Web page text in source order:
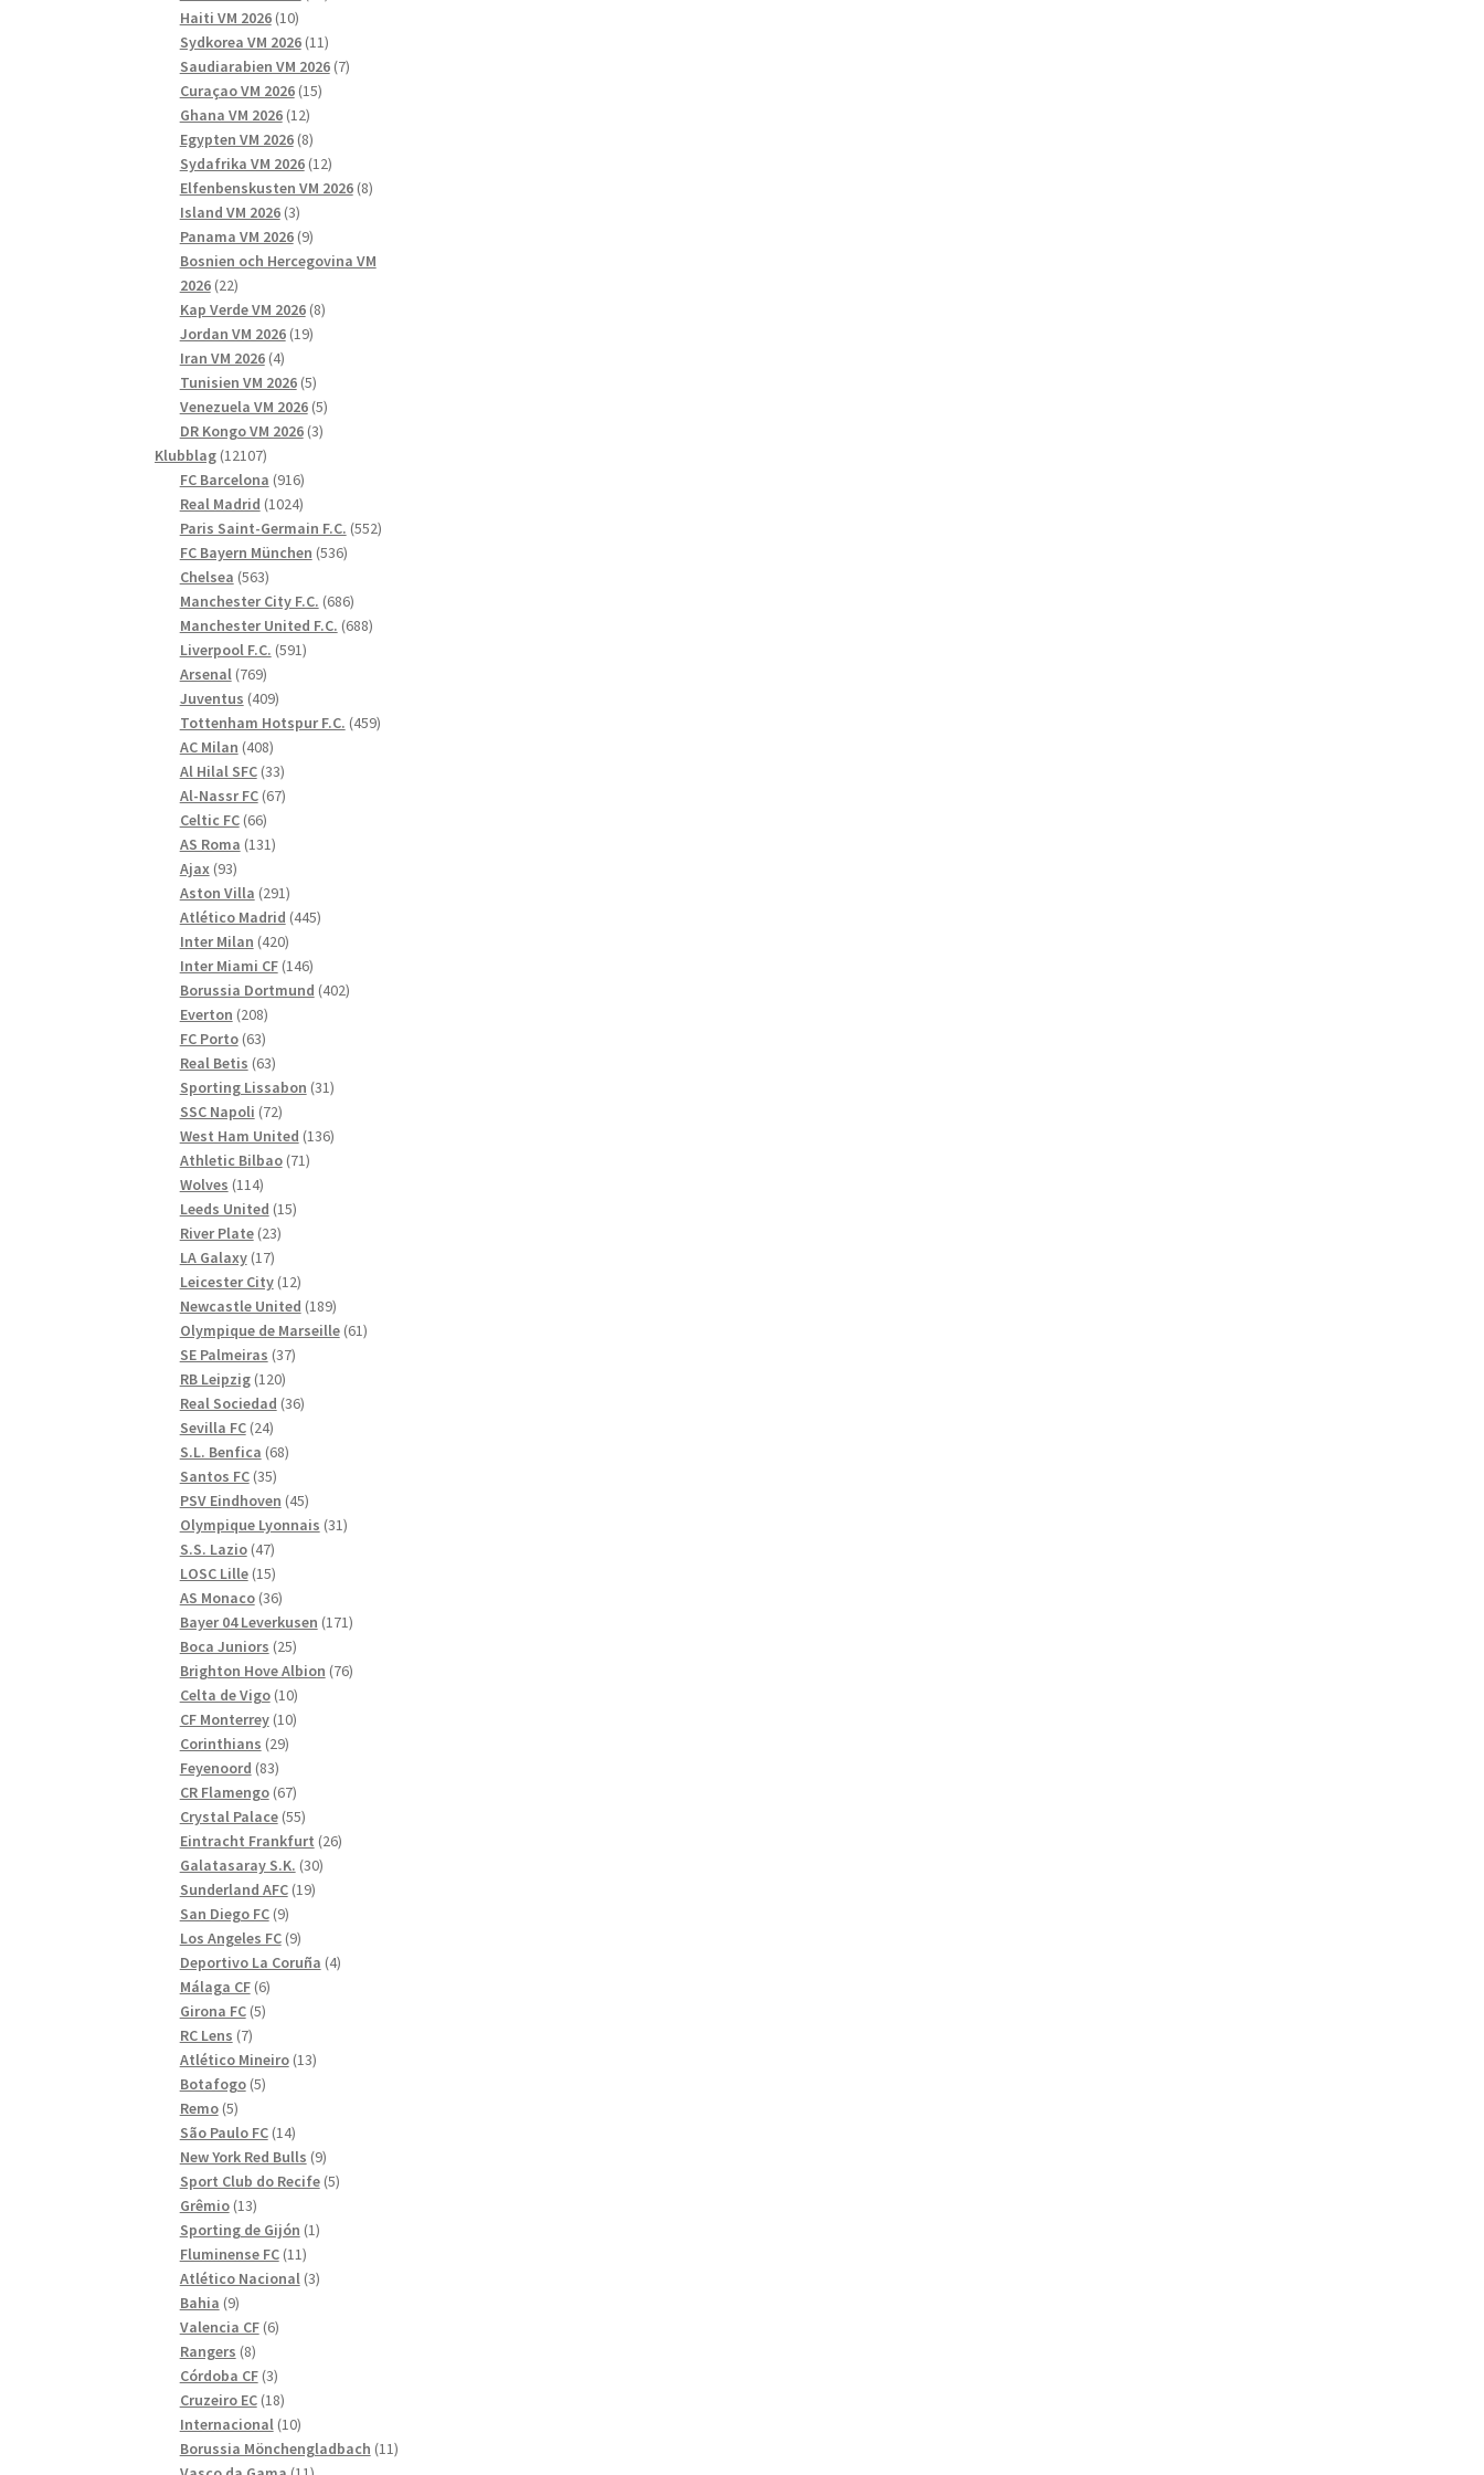
Haiti VM 2026 1010
produkter
Sydkorea VM 2026 1111
produkter
Saudiarabien VM 2026 77
Curaçao VM 2026 1515
Ghana VM 2026 1212
produkter
Egypten VM 2026 88
produkter
Sydafrika VM 2026 1212
produkter
Elfenbenskusten VM 2026 88
Island VM 2026 33
produkter
Panama VM 2026 99
produkter
Bosnien och Hercegovina VM
2026 2222
produkter
Kap Verde VM 2026 88
Jordan VM 2026 1919
Iran VM 2026 44
produkter
Tunisien VM 2026 55
produkter
Venezuela VM 2026 55
produkter
DR Kongo VM 2026 33
Klubblag 1210712107
produkter
FC Barcelona 916916
produkter
Real Madrid 10241024
produkter
Paris Saint-Germain F.C. 552552
FC Bayern München 536536
Chelsea 563563
produkter
Manchester City F.C. 686686
produkter
Manchester United F.C. 688688
Liverpool F.C. 591591
Arsenal 769769
produkter
Juventus 409409
produkter
Tottenham Hotspur F.C. 459459
AC Milan 408408
produkter
Al Hilal SFC 3333
produkter
Al-Nassr FC 6767
Celtic FC 6666
produkter
AS Roma 131131
Ajax 9393
produkter
Aston Villa 291291
produkter
Atlético Madrid 445445
Inter Milan 420420
produkter
Inter Miami CF 146146
produkter
Borussia Dortmund 402402
Everton 208208
produkter
FC Porto 6363
produkter
Real Betis 6363
produkter
Sporting Lissabon 3131
SSC Napoli 7272
produkter
West Ham United 136136
Athletic Bilbao 7171
Wolves 114114
produkter
Leeds United 1515
River Plate 2323
LA Galaxy 1717
produkter
Leicester City 1212
produkter
Newcastle United 189189
produkter
Olympique de Marseille 6161
SE Palmeiras 3737
RB Leipzig 120120
produkter
Real Sociedad 3636
Sevilla FC 2424
produkter
S.L. Benfica 6868
Santos FC 3535
produkter
PSV Eindhoven 4545
produkter
Olympique Lyonnais 3131
S.S. Lazio 4747
produkter
LOSC Lille 1515
produkter
AS Monaco 3636
produkter
Bayer 04 Leverkusen 171171
Boca Juniors 2525
produkter
Brighton Hove Albion 7676
Celta de Vigo 1010
produkter
CF Monterrey 1010
Corinthians 2929
Feyenoord 8383
produkter
CR Flamengo 6767
produkter
Crystal Palace 5555
produkter
Eintracht Frankfurt 2626
Galatasaray S.K. 3030
Sunderland AFC 1919
San Diego FC 99
produkter
Los Angeles FC 99
produkter
Deportivo La Coruña 44
Málaga CF 66
produkter
Girona FC 55
RC Lens 77
produkter
Atlético Mineiro 1313
Botafogo 55
Remo 55
produkter
São Paulo FC 1414
produkter
New York Red Bulls 99
produkter
Sport Club do Recife 55
Grêmio 1313
produkter
Sporting de Gijón 11
Fluminense FC 1111
produkter
Atlético Nacional 33
Bahia 99
produkter
Valencia CF 66
Rangers 88
produkter
Córdoba CF 33
produkter
Cruzeiro EC 1818
produkter
Internacional 1010
produkter
Borussia Mönchengladbach 1111